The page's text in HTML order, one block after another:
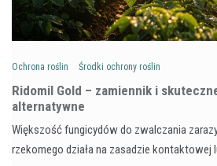
Ochrona roślin Środki ochrony roślin
Ridomil Gold – zamiennik i
alternatywne
Większość fungicydów do zwalczania
rzekomego działa na zasadzie kontaktowej